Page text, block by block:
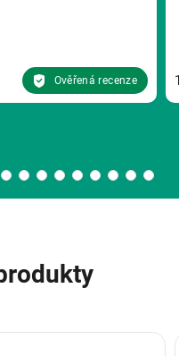
Ověřená recenze